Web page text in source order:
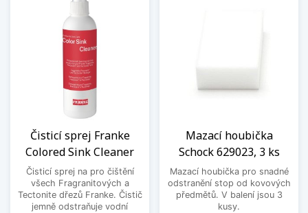
Čisticí sprej Franke
Colored Sink Cleaner
Čisticí sprej na pro čištění
všech Fragranitových a
Tectonite dřezů Franke. Čistič
jemně odstraňuje vodní
Mazací houbička
Schock 629023, 3 ks
Mazací houbička pro snadné
odstranění stop od kovových
předmětů. V balení jsou 3
kusy.